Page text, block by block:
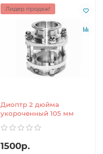
Лидер продаж!
Диоптр 2 дюйма
укороченный 105 мм
1500р.